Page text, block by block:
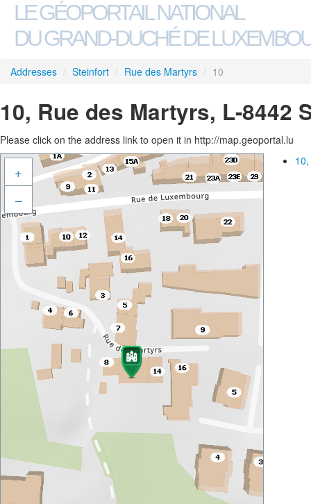
LE GÉOPORTAIL NATIONAL
DU GRAND-DUCHÉ DE
Addresses / Steinfort / Rue des Martyrs / 10
10, Rue des Martyrs, L-8442
Please click on the address link to open it in http://map.geoportal.lu
+
–